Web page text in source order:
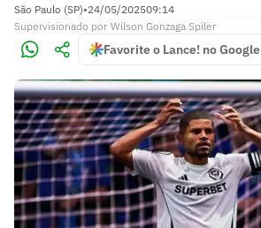
São Paulo (SP)•24/05/202509:14
Supervisionado por Wilson Gonzaga Spiler
Favorite o Lance! no Google